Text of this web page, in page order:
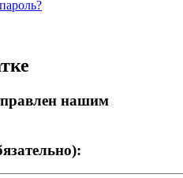
нашим